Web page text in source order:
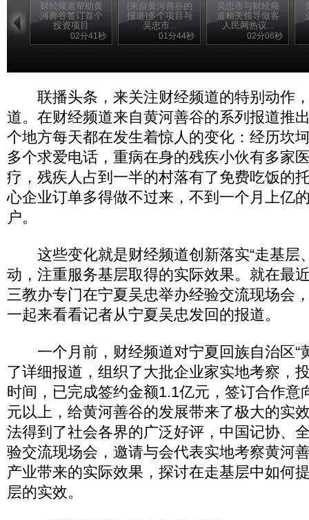
财经频道帮助黄
河善谷签订首个
投资项目
02分41秒
[来自黄河善谷的
报道]多个项目与
吴忠市...
01分44秒
吴忠市与财经频
道相关领导做客
人民网热议...
02分06秒
联播头条，来关注财经频道的特别动作
道。在财经频道来自黄河善谷的系列报道推
个地方每天都在发生着惊人的变化：经历坎
多个求爱电话，重病在身的残疾小伙有多家
疗，残疾人占到一半的村落有了免费吃饭的
心企业订单多得做不过来，不到一个月上亿
户。
这些变化就是财经频道创新落实“走基层
动，注重服务基层取得的实际效果。就在最
三教办专门在宁夏吴忠举办经验交流现场会
一起来看看记者从宁夏吴忠发回的报道。
一个月前，财经频道对宁夏回族自治区“
了详细报道，组织了大批企业家实地考察，
时间，已完成签约金额1.1亿元，签订合作意
元以上，给黄河善谷的发展带来了极大的实
法得到了社会各界的广泛好评，中国记协、
验交流现场会，邀请与会代表实地考察黄河
产业带来的实际效果，探讨在走基层中如何
层的实效。